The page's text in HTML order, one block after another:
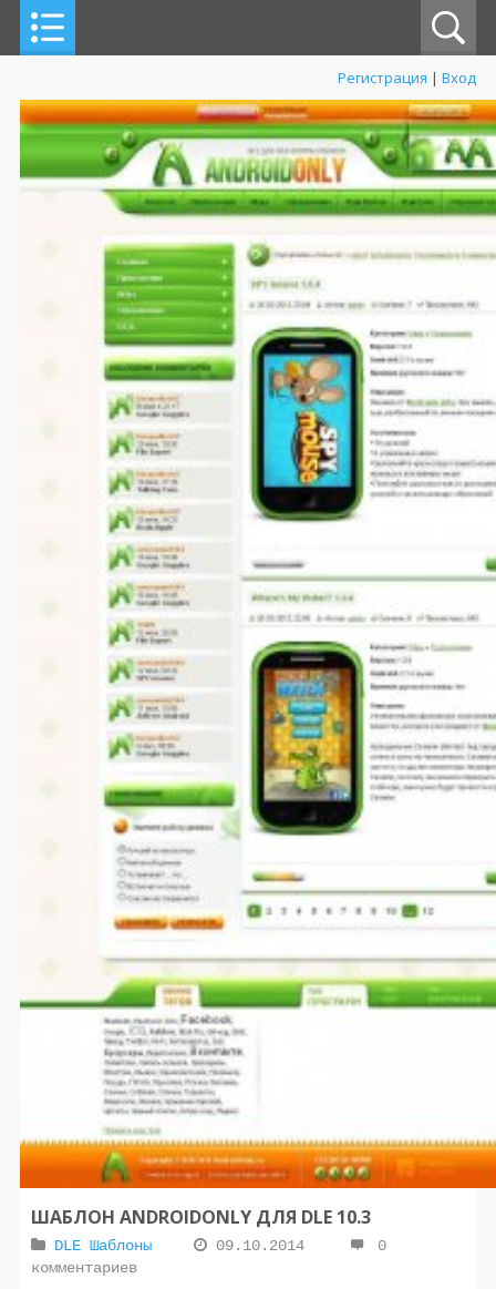
Регистрация | Вход
ШАБЛОН ANDROIDONLY ДЛЯ DLE 10.3
DLE Шаблоны 09.10.2014
0
комментариев